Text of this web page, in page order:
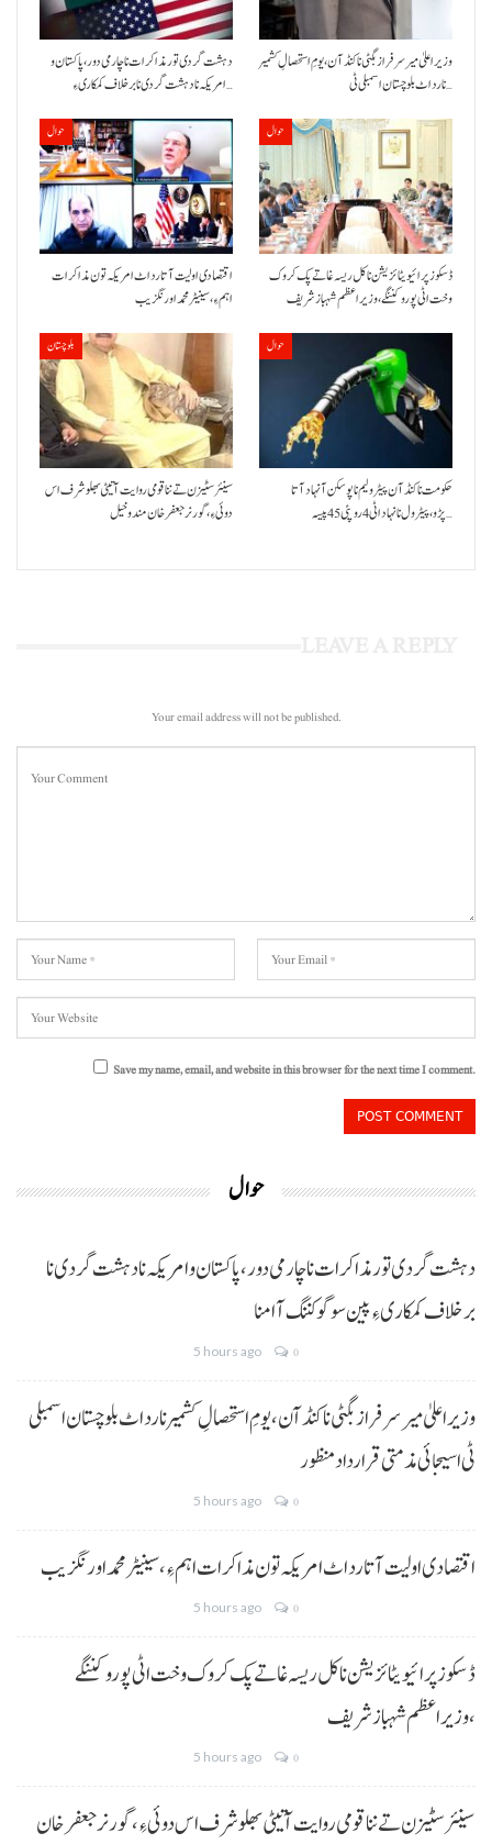
دہشت گردی تور مذاکرات نا چارمی دور،پاکستان و
امریکہ نا دہشت گردی نا برخلاف کمکاری ءِ…
وزیراعلیٰ میر سرفراز بگٹی نا کنڈ آن،یومِ استحصالِ کشمیر
نا رد اٹ بلوچستان اسمبلی ٹی…
حوال
اقتصادی اولیت آتا رد اٹ امریکہ تون مذاکرات
اہم ءِ،سینیٹر محمد اورنگزیب
حوال
ڈسکوز پرائیویٹائزیشن نا کل ریسہ غاتے پک کروک
وخت اٹی پورو کننگے ،وزیراعظم شہباز شریف
بلوچستان
سینئر سٹیزن تے ننا قومی روایت آتیٹی بھلو شرف اس
دوئی ءِ،گورنر جعفرخان مندوخیل
حوال
حکومت نا کنڈ آن پیٹرولیم نا پوسکن آ نہاد آتا
پڑو،پیٹرول نا نہاد اٹی 4 روپئی 45 پیسہ…
Your email address will not be published.
Save my name, email, and website in this browser for the next time I comment.
حوال
دہشت گردی تور مذاکرات نا چارمی دور،پاکستان و امریکہ نا دہشت گردی نا
برخلاف کمکاری ءِ پین سوگو کننگ آ امنا
5 hours ago 0
وزیراعلیٰ میر سرفراز بگٹی نا کنڈ آن،یومِ استحصالِ کشمیر نا رد اٹ بلوچستان اسمبلی
ٹی اسیجائی مذمتی قرارداد منظور
5 hours ago 0
اقتصادی اولیت آتا رد اٹ امریکہ تون مذاکرات اہم ءِ،سینیٹر محمد اورنگزیب
5 hours ago 0
ڈسکوز پرائیویٹائزیشن نا کل ریسہ غاتے پک کروک وخت اٹی پورو کننگے
،وزیراعظم شہباز شریف
5 hours ago 0
سینئر سٹیزن تے ننا قومی روایت آتیٹی بھلو شرف اس دوئی ءِ،گورنر جعفرخان